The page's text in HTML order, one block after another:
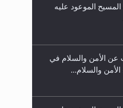
الكريم لثلاثة
الحفظ في غانا
الموعود عليه
عن الأمن والسلام في
والسلام...